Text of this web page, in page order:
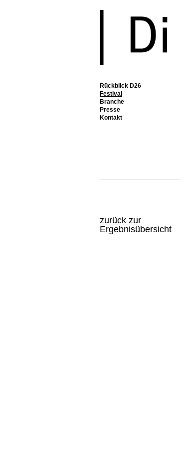
Rückblick D26
Festival
Branche
Presse
Kontakt
zurück zur
Ergebnisübersicht